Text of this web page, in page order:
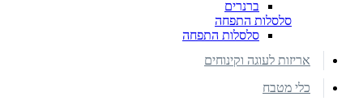
ברנרים
סלסלות התפחה
סלסלות התפחה
אריזות לעוגה וקינוחים
כלי מטבח